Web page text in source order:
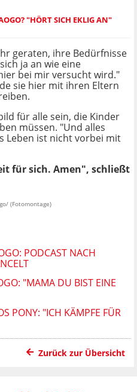
"HÖRT SICH EKLIG AN"
geraten, ihre Bedürfnisse
ja an wie eine
bei mir versucht wird."
sie hier mit ihren Eltern
für alle sein, die Kinder
müssen. "Und alles
Leben ist nicht vorbei mit
für sich. Amen", schließt
(Fotomontage)
PODCAST NACH
"MAMA DU BIST EINE
PONY: "ICH KÄMPFE FÜR
Zurück zur Übersicht